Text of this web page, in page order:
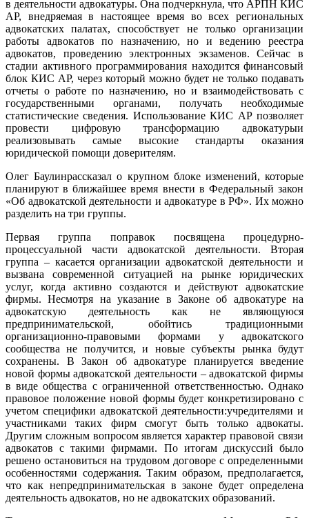
в деятельности адвокатуры. Она подчеркнула, что АРПН КИС
АР, внедряемая в настоящее время во всех региональных
адвокатских палатах, способствует не только организации
работы адвокатов по назначению, но и ведению реестра
адвокатов, проведению электронных экзаменов. Сейчас в
стадии активного программирования находится финансовый
блок КИС АР, через который можно будет не только подавать
отчеты о работе по назначению, но и взаимодействовать с
государственными органами, получать необходимые
статистические сведения. Использование КИС АР позволяет
провести цифровую трансформацию адвокатурыи
реализовывать самые высокие стандарты оказания
юридической помощи доверителям.
Олег Баулинрассказал о крупном блоке изменений, которые
планируют в ближайшее время внести в Федеральный закон
«Об адвокатской деятельности и адвокатуре в РФ». Их можно
разделить на три группы.
Первая группа поправок посвящена процедурно-
процессуальной части адвокатской деятельности. Вторая
группа – касается организации адвокатской деятельности и
вызвана современной ситуацией на рынке юридических
услуг, когда активно создаются и действуют адвокатские
фирмы. Несмотря на указание в Законе об адвокатуре на
адвокатскую деятельность как не являющуюся
предпринимательской, обойтись традиционными
организационно-правовыми формами у адвокатского
сообщества не получится, и новые субъекты рынка будут
сохранены. В Закон об адвокатуре планируется введение
новой формы адвокатской деятельности – адвокатской фирмы
в виде общества с ограниченной ответственностью. Однако
правовое положение новой формы будет конкретизировано с
учетом специфики адвокатской деятельности:учредителями и
участниками таких фирм смогут быть только адвокаты.
Другим сложным вопросом является характер правовой связи
адвокатов с такими фирмами. По итогам дискуссий было
решено остановиться на трудовом договоре с определенными
особенностями содержания. Таким образом, предполагается,
что как непредпринимательская в законе будет определена
деятельность адвокатов, но не адвокатских образований.